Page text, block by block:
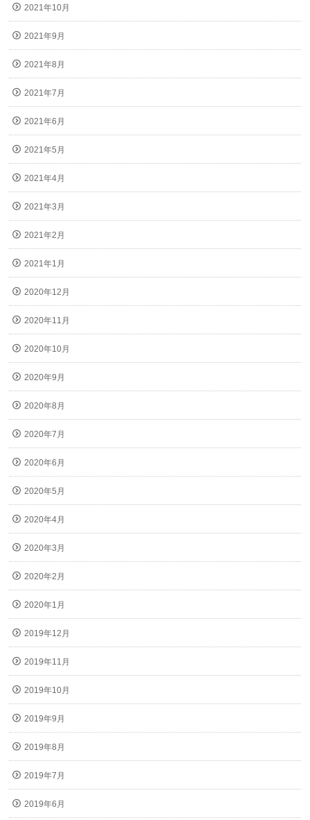
2021年10月
2021年9月
2021年8月
2021年7月
2021年6月
2021年5月
2021年4月
2021年3月
2021年2月
2021年1月
2020年12月
2020年11月
2020年10月
2020年9月
2020年8月
2020年7月
2020年6月
2020年5月
2020年4月
2020年3月
2020年2月
2020年1月
2019年12月
2019年11月
2019年10月
2019年9月
2019年8月
2019年7月
2019年6月